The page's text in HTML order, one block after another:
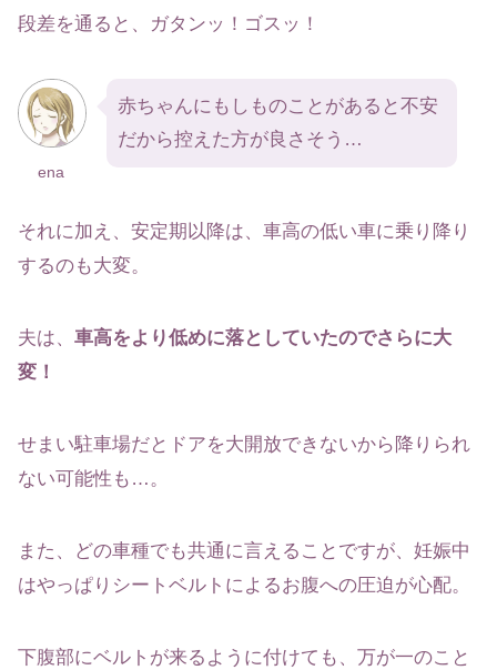
段差を通ると、ガタンッ！ゴスッ！
ena
赤ちゃんにもしものことがあると不安
だから控えた方が良さそう…
それに加え、安定期以降は、車高の低い車に乗り降り
するのも大変。
夫は、 車高をより低めに落としていたのでさらに大
変！
せまい駐車場だとドアを大開放できないから降りられ
ない可能性も…。
また、どの車種でも共通に言えることですが、妊娠中
はやっぱりシートベルトによるお腹への圧迫が心配。
下腹部にベルトが来るように付けても、万が一のこと